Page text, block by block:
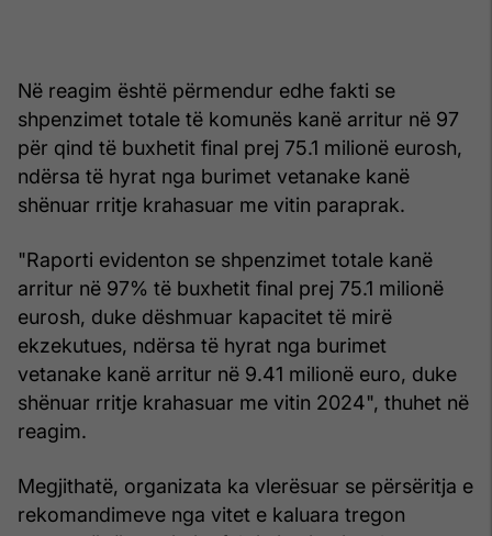
Në reagim është përmendur edhe fakti se
shpenzimet totale të komunës kanë arritur në 97
për qind të buxhetit final prej 75.1 milionë eurosh,
ndërsa të hyrat nga burimet vetanake kanë
shënuar rritje krahasuar me vitin paraprak.
"Raporti evidenton se shpenzimet totale kanë
arritur në 97% të buxhetit final prej 75.1 milionë
eurosh, duke dëshmuar kapacitet të mirë
ekzekutues, ndërsa të hyrat nga burimet
vetanake kanë arritur në 9.41 milionë euro, duke
shënuar rritje krahasuar me vitin 2024", thuhet në
reagim.
Megjithatë, organizata ka vlerësuar se përsëritja e
rekomandimeve nga vitet e kaluara tregon